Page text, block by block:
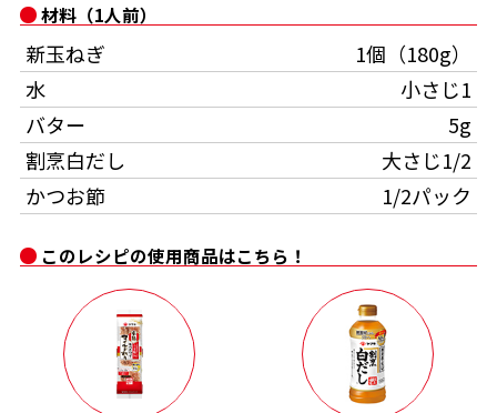
旨さ、別格。だし屋の鍋 韓福善シリーズ
サッと鍋® 楽チン鍋®
おいしいレシピを商品から探す
かつお節レシピ
割烹白だしレシピ
レシピ特設サイト
かつお節・だしを楽しむ
だしコミュ
採用情報
- ジョブリターン制
Global
このレシピの使用商品はこちら！
材料（1人前）
新玉ねぎ
1個（180g）
水
小さじ1
バター
5g
割烹白だし
大さじ1/2
かつお節
1/2パック